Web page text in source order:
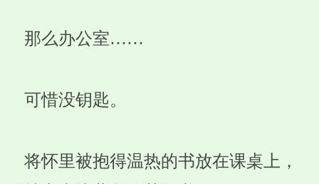
那么办公室……
可惜没钥匙。
将怀里被抱得温热的书放在课桌上，